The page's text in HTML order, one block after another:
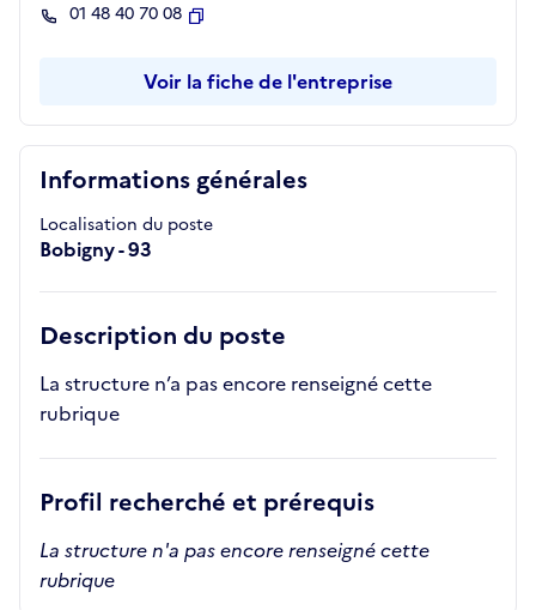
Informations générales
Localisation du poste
Bobigny - 93
Description du poste
La structure n’a pas encore renseigné cette
rubrique
Profil recherché et prérequis
La structure n'a pas encore renseigné cette
rubrique
01 48 40 70 08
Voir la fiche de l'entreprise